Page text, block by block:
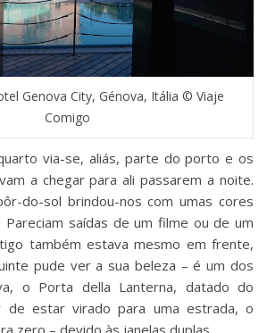
Genova City, Génova, Itália © Viaje
Comigo
via-se, aliás, parte do porto e os
a chegar para ali passarem a noite.
do-sol brindou-nos com umas cores
Pareciam saídas de um filme ou de um
também estava mesmo em frente,
pude ver a sua beleza – é um dos
o Porta della Lanterna, datado do
de estar virado para uma estrada, o